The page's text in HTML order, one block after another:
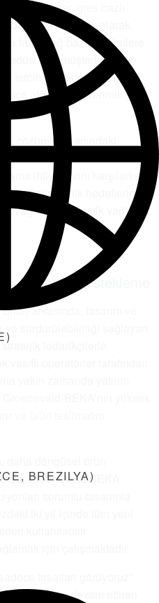
)
BREZILYA)
müşteriler, gres bazlı
dostu ve biyolojik olarak
fazla yağ bazlı çözümlere
endüstriyel müşteriler uzun
tercih etmektedirler, çünkü
akar, enerji verimliliğini
çözümler alanındaki
Groeneveld-BEKA
ihtiyaçlarını karşılarken
sürdürülebilirlik hedeflerine
yağ bazlı otomatik yağlama
destekleme
arkasında, tasarım ve
sürdürülebilirliği sağlayan
tedarikçilerle
operatörler tarafından
yakın zamanda yatırım
BEKA’nın yüksek
ve ürün teslimatını
daha döngüsel ürün
Groeneveld-BEKA
sorumlu tasarımla
iki yıl içinde tüm yeni
kullanılabilir
için çalışmaktadır.
fırsatları görüyoruz”
yapmaya devam ettiren